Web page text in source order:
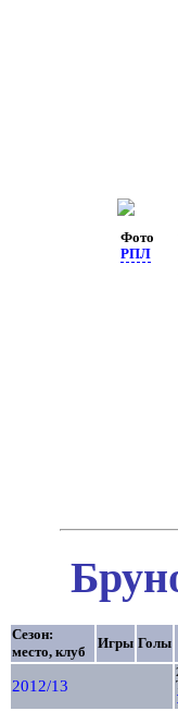
Фото
РПЛ
Сезон:
место, клуб
Игры Голы
2012/13